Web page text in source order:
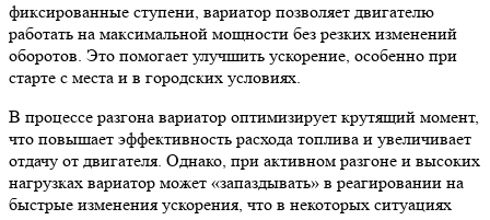
фиксированные ступени, вариатор позволяет двигателю
работать на максимальной мощности без резких изменений
оборотов. Это помогает улучшить ускорение, особенно при
старте с места и в городских условиях.
В процессе разгона вариатор оптимизирует крутящий момент,
что повышает эффективность расхода топлива и увеличивает
отдачу от двигателя. Однако, при активном разгоне и высоких
нагрузках вариатор может «запаздывать» в реагировании на
быстрые изменения ускорения, что в некоторых ситуациях